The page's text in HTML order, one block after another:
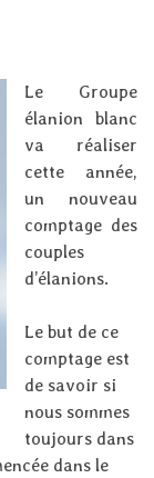
Le Groupe
élanion blanc
va réaliser
cette année,
un nouveau
comptage des
couples
d’élanions.
Le but de ce
comptage est
de savoir si
nous sommes
toujours dans
dans le